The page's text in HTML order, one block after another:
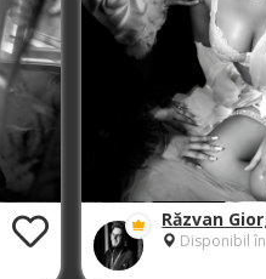
Răzvan
Disponibil în